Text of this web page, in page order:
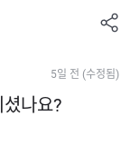
공
하
기
5일 전 (수정됨)
나요?